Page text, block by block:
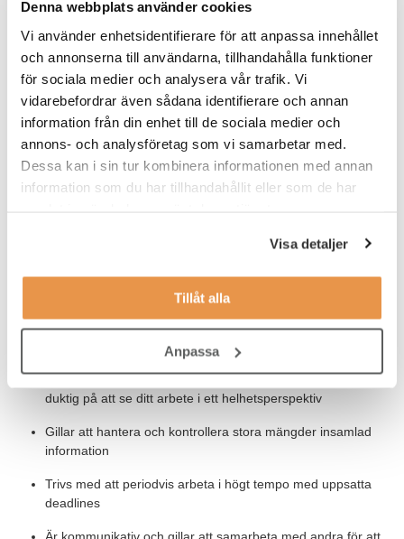
Denna webbplats använder cookies
Vi använder enhetsidentifierare för att anpassa innehållet
och annonserna till användarna, tillhandahålla funktioner
för sociala medier och analysera vår trafik. Vi
vidarebefordrar även sådana identifierare och annan
information från din enhet till de sociala medier och
annons- och analysföretag som vi samarbetar med.
Dessa kan i sin tur kombinera informationen med annan
information som du har tillhandahållit eller som de har
Visa detaljer
Tillåt alla
Anpassa
provanställning. Du kommer att jobba under kontorstider med
möjlighet till flex.
Våra förväntningar
Har någon form av eftergymnasial utbildning
Har tidigare erfarenhet inom service
Är strukturerad och systematisk och noggrann i ditt
arbetssätt, med god förmåga att prioritera mellan olika
arbetsuppgifter och leverera mot deadlines.
Har förmågan att jobba på detaljnivå, samtidigt som du är
duktig på att se ditt arbete i ett helhetsperspektiv
Gillar att hantera och kontrollera stora mängder insamlad
information
Trivs med att periodvis arbeta i högt tempo med uppsatta
deadlines